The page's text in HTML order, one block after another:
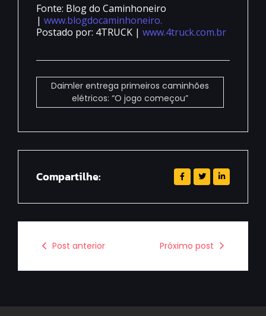
Fonte: Blog do Caminhoneiro
| www.blogdocaminhoneiro.
Postado por: 4TRUCK | www.4truck.com.br
Daimler entrega primeiros caminhões
elétricos: “O jogo começou”
Compartilhe:
Post anterior Próximo post